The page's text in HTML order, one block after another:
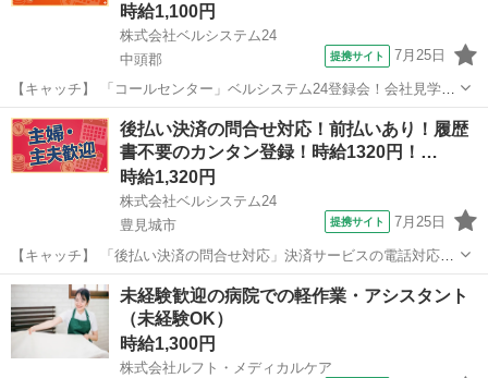
時給1,100円
株式会社ベルシステム24
中頭郡
提携サイト 7月25日
【キャッチ】 「コールセンター」ベルシステム24登録会！会社見学会
あり！仕事紹介！未経験歓迎！車通勤可 【コメント】 ベルシステム24
なら前払い＆履歴書不要！ 勤務時間や働き方など、あなたのライフス
タイルに合わせたお仕事を...
沖縄 中頭郡 電話対応
後払い決済の問合せ対応！前払いあり！履歴
書不要のカンタン登録！時給1320円！…
時給1,320円
株式会社ベルシステム24
豊見城市
提携サイト 7月25日
【キャッチ】 「後払い決済の問合せ対応」決済サービスの電話対応！
1日6h～OK！未経験歓迎！8月開始！車通勤OK 【コメント】 ベルシス
テム24には経験や資格一切不問のお仕事も多数(^^♪ ＃扶養内・Wワー
ク ＃週2のス...
沖縄 豊見城市 電話対応
未経験歓迎の病院での軽作業・アシスタント
（未経験OK）
時給1,300円
株式会社ルフト・メディカルケア